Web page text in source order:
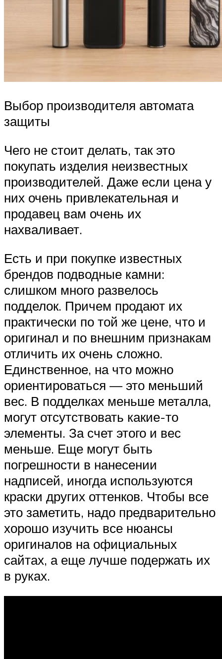
Выбор производителя автомата
защиты
Чего не стоит делать, так это
покупать изделия неизвестных
производителей. Даже если цена у
них очень привлекательная и
продавец вам очень их
нахваливает.
Есть и при покупке известных
брендов подводные камни:
слишком много развелось
подделок. Причем продают их
практически по той же цене, что и
оригинал и по внешним признакам
отличить их очень сложно.
Единственное, на что можно
ориентироваться — это меньший
вес. В подделках меньше металла,
могут отсутствовать какие-то
элементы. За счет этого и вес
меньше. Еще могут быть
погрешности в нанесении
надписей, иногда используются
краски других оттенков. Чтобы все
это заметить, надо предварительно
хорошо изучить все нюансы
оригиналов на официальных
сайтах, а еще лучше подержать их
в руках.